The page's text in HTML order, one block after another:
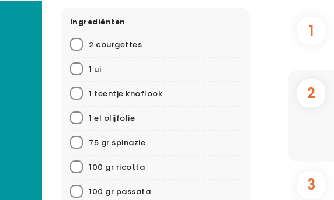
Ingrediënten
2 courgettes
1 ui
1 teentje knoflook
1 el olijfolie
75 gr spinazie
100 gr ricotta
100 gr passata
1
2
3